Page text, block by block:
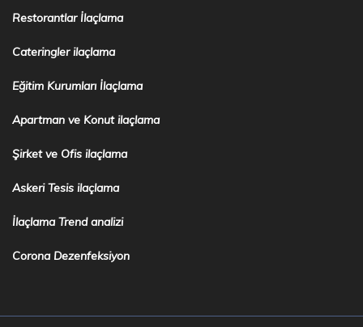
Restorantlar İlaçlama
Cateringler ilaçlama
Eğitim Kurumları İlaçlama
Apartman ve Konut ilaçlama
Şirket ve Ofis ilaçlama
Askeri Tesis ilaçlama
İlaçlama Trend analizi
Corona Dezenfeksiyon